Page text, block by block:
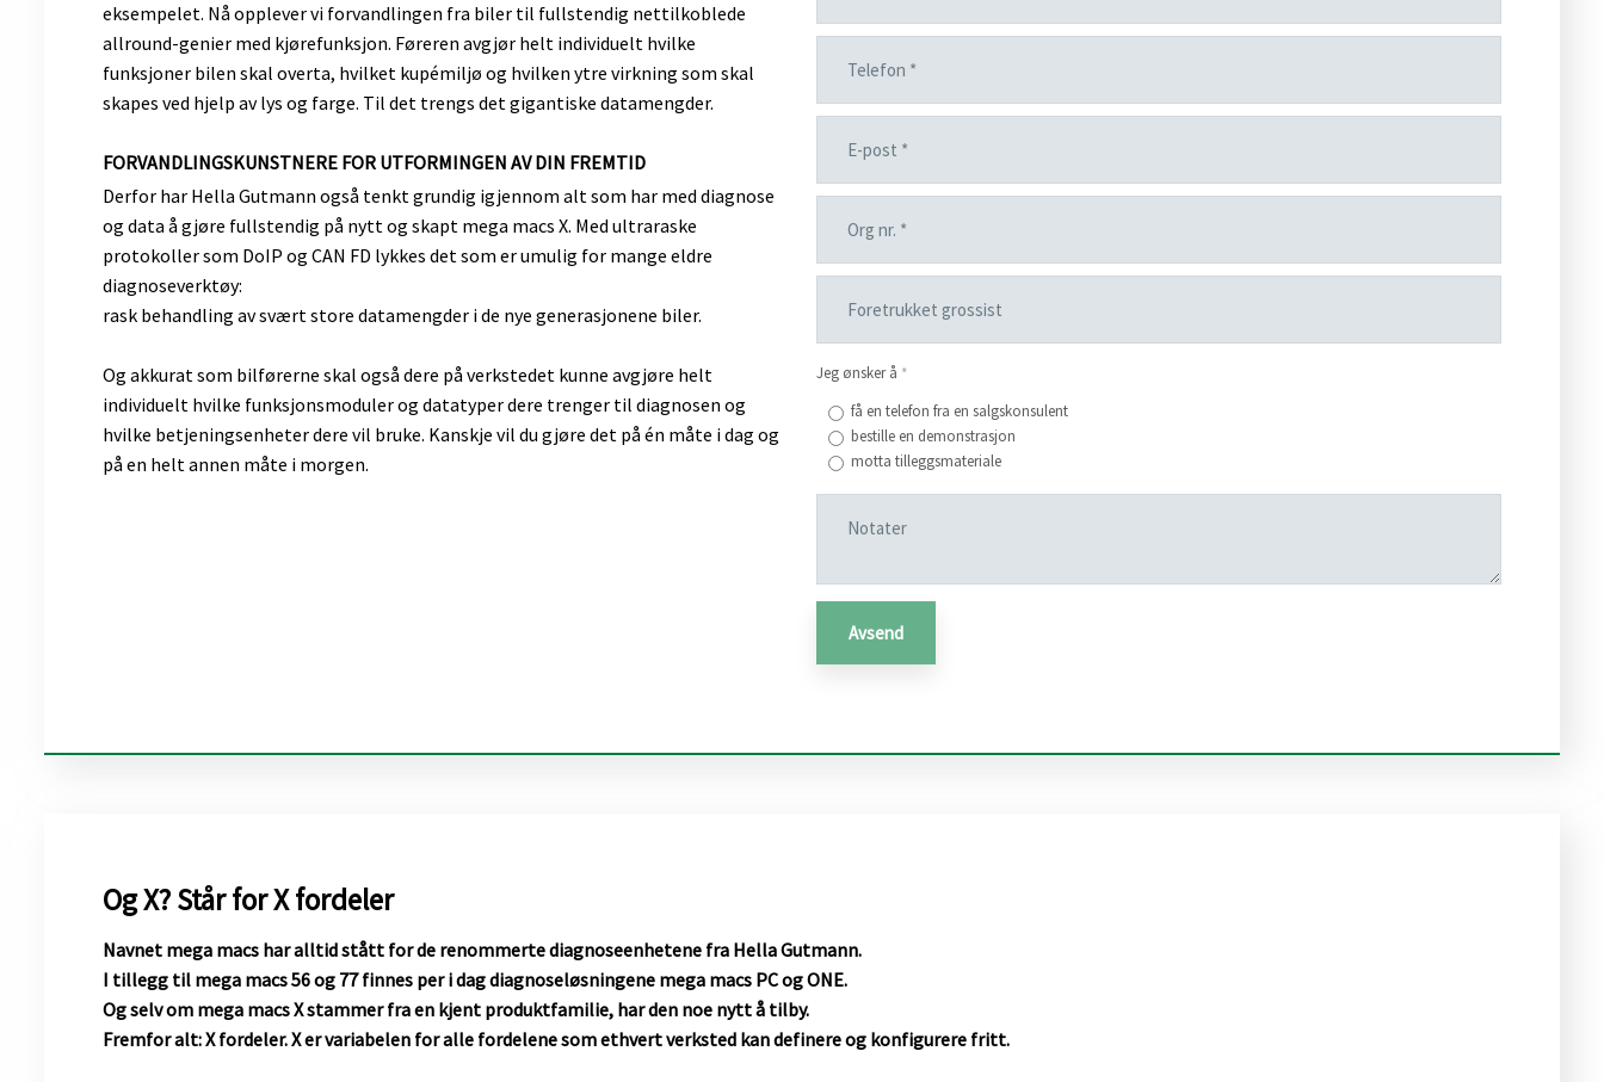
eksempelet. Nå opplever vi forvandlingen fra biler til fullstendig nettilkoblede
allround-genier med kjørefunksjon. Føreren avgjør helt individuelt hvilke
funksjoner bilen skal overta, hvilket kupémiljø og hvilken ytre virkning som skal
skapes ved hjelp av lys og farge. Til det trengs det gigantiske datamengder.
FORVANDLINGSKUNSTNERE FOR UTFORMINGEN AV DIN FREMTID
Derfor har Hella Gutmann også tenkt grundig igjennom alt som har med diagnose
og data å gjøre fullstendig på nytt og skapt mega macs X. Med ultraraske
protokoller som DoIP og CAN FD lykkes det som er umulig for mange eldre
diagnoseverktøy:
rask behandling av svært store datamengder i de nye generasjonene biler.
Og akkurat som bilførerne skal også dere på verkstedet kunne avgjøre helt
individuelt hvilke funksjonsmoduler og datatyper dere trenger til diagnosen og
hvilke betjeningsenheter dere vil bruke. Kanskje vil du gjøre det på én måte i dag og
på en helt annen måte i morgen.
Jeg ønsker å *
få en telefon fra en salgskonsulent
bestille en demonstrasjon
motta tilleggsmateriale
Og X? Står for X fordeler
Navnet mega macs har alltid stått for de renommerte diagnoseenhetene fra Hella Gutmann.
I tillegg til mega macs 56 og 77 finnes per i dag diagnoseløsningene mega macs PC og ONE.
Og selv om mega macs X stammer fra en kjent produktfamilie, har den noe nytt å tilby.
Fremfor alt: X fordeler. X er variabelen for alle fordelene som ethvert verksted kan definere og konfigurere fritt.